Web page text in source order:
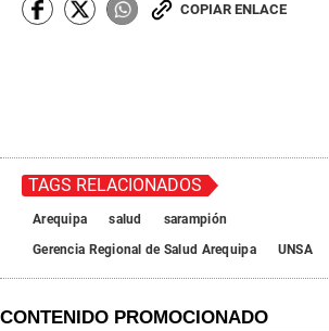
COPIAR ENLACE
TAGS RELACIONADOS
Arequipa salud
sarampión
Gerencia Regional de Salud Arequipa
UNSA